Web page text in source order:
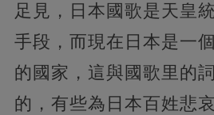
足見，日本國歌是天皇
手段，而現在日本是一
的國家，這與國歌里的
的，有些為日本百姓悲哀